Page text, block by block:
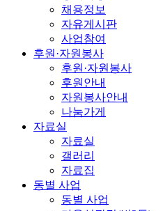
채용정보
자유게시판
사업참여
후원·자원봉사
후원·자원봉사
후원안내
자원봉사안내
나눔가게
자료실
자료실
갤러리
자료집
동별 사업
동별 사업